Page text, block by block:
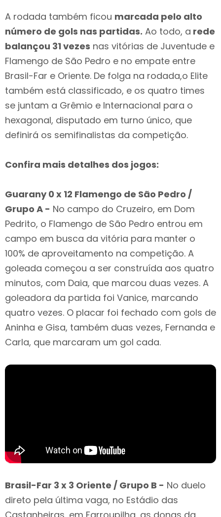
A rodada também ficou marcada pelo alto
número de gols nas partidas. Ao todo, a rede
balançou 31 vezes nas vitórias de Juventude e
Flamengo de São Pedro e no empate entre
Brasil-Far e Oriente. De folga na rodada,o Elite
também está classificado, e os quatro times
se juntam a Grêmio e Internacional para o
hexagonal, disputado em turno único, que
definirá os semifinalistas da competição.
Confira mais detalhes dos jogos:
Guarany 0 x 12 Flamengo de São Pedro /
Grupo A - No campo do Cruzeiro, em Dom
Pedrito, o Flamengo de São Pedro entrou em
campo em busca da vitória para manter o
100% de aproveitamento na competição. A
goleada começou a ser construída aos quatro
minutos, com Daia, que marcou duas vezes. A
goleadora da partida foi Vanice, marcando
quatro vezes. O placar foi fechado com gols de
Aninha e Gisa, também duas vezes, Fernanda e
Carla, que marcaram um gol cada.
Brasil-Far 3 x 3 Oriente / Grupo B - No duelo
direto pela última vaga, no Estádio das